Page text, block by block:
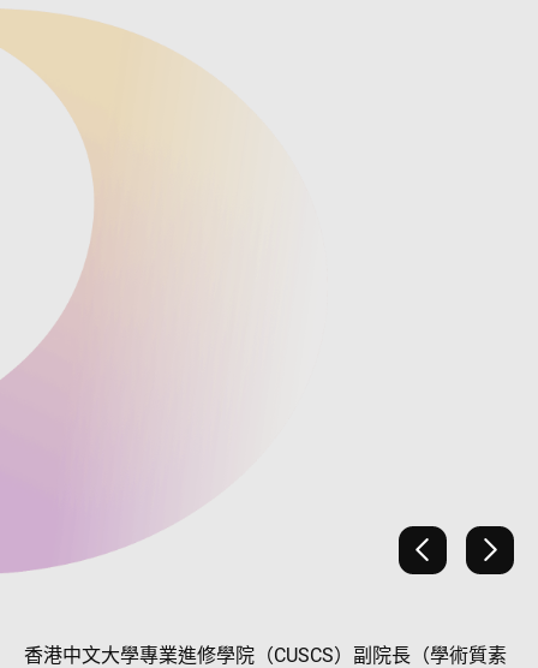
上一張 下一
香港中文大學專業進修學院（CUSCS）副院長（學術質素